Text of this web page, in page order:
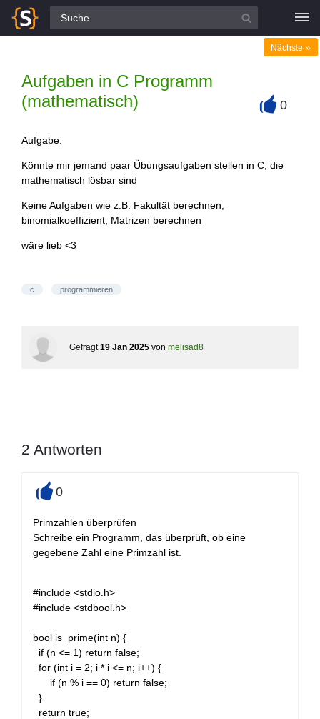
Alle Fragen
Aufgaben in C Programm
(mathematisch)
Nächste »
0
Aufgabe:
Könnte mir jemand paar Übungsaufgaben stellen in C, die
mathematisch lösbar sind
Keine Aufgaben wie z.B. Fakultät berechnen,
binomialkoeffizient, Matrizen berechnen
wäre lieb <3
c programmieren
Gefragt 19 Jan 2025 von melisad8
2 Antworten
0
Primzahlen überprüfen
Schreibe ein Programm, das überprüft, ob eine
gegebene Zahl eine Primzahl ist.
#include <stdio.h>
#include <stdbool.h>
bool is_prime(int n) {
if (n <= 1) return false;
for (int i = 2; i * i <= n; i++) {
if (n % i == 0) return false;
}
return true;